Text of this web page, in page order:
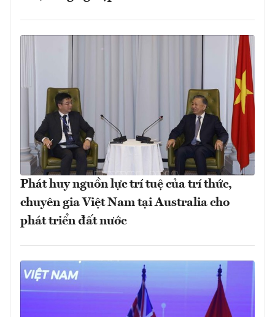
Phát huy nguồn lực trí tuệ của trí thức,
chuyên gia Việt Nam tại Australia cho
phát triển đất nước